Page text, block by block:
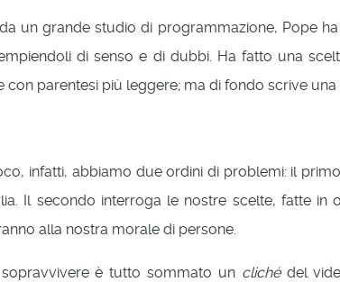
un grande studio di programmazione, Pope
di senso e di dubbi. Ha fatto una
con parentesi più leggere; ma di fondo scrive una
infatti, abbiamo due ordini di problemi: il
Il secondo interroga le nostre scelte, fatte
alla nostra morale di persone.
è tutto sommato un clichédel